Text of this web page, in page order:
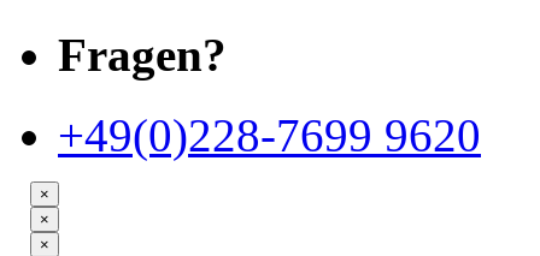
Fragen?
+49(0)228-7699 9620
×
×
×